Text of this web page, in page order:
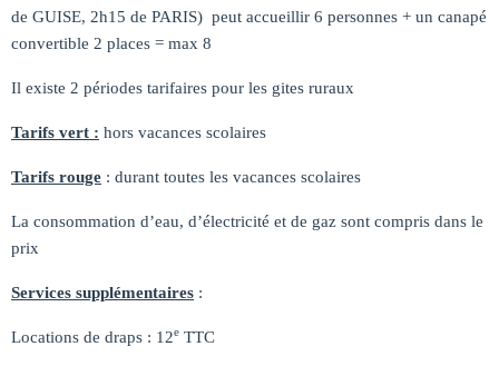
de GUISE, 2h15 de PARIS) peut accueillir 6 personnes + un canapé
convertible 2 places = max 8
Il existe 2 périodes tarifaires pour les gites ruraux
Tarifs vert : hors vacances scolaires
Tarifs rouge : durant toutes les vacances scolaires
La consommation d’eau, d’électricité et de gaz sont compris dans le
prix
Services supplémentaires :
Locations de draps : 12e TTC